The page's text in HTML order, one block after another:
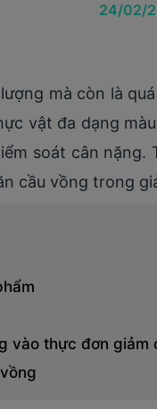
24/02/
mà còn là
vật đa dạng
soát cân
cầu vồng trong
vào thực đơn giảm